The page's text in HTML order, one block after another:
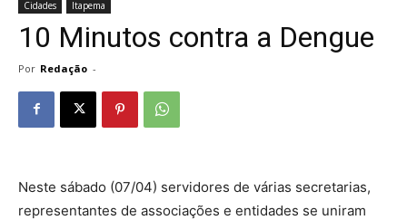
Cidades Itapema
10 Minutos contra a Dengue
Por Redação -
Neste sábado (07/04) servidores de várias secretarias,
representantes de associações e entidades se uniram